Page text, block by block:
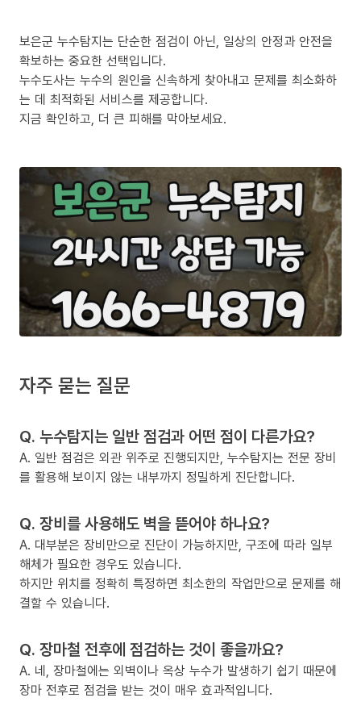
보은군 누수탐지는 단순한 점검이 아닌, 일상의 안정과 안전을
확보하는 중요한 선택입니다.
누수도사는 누수의 원인을 신속하게 찾아내고 문제를 최소화하
는 데 최적화된 서비스를 제공합니다.
지금 확인하고, 더 큰 피해를 막아보세요.
자주 묻는 질문
Q. 누수탐지는 일반 점검과 어떤 점이 다른가요?
A. 일반 점검은 외관 위주로 진행되지만, 누수탐지는 전문 장비
를 활용해 보이지 않는 내부까지 정밀하게 진단합니다.
Q. 장비를 사용해도 벽을 뜯어야 하나요?
A. 대부분은 장비만으로 진단이 가능하지만, 구조에 따라 일부
해체가 필요한 경우도 있습니다.
하지만 위치를 정확히 특정하면 최소한의 작업만으로 문제를 해
결할 수 있습니다.
Q. 장마철 전후에 점검하는 것이 좋을까요?
A. 네, 장마철에는 외벽이나 옥상 누수가 발생하기 쉽기 때문에
장마 전후로 점검을 받는 것이 매우 효과적입니다.